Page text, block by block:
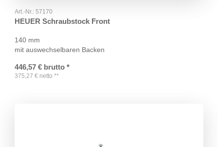
Art.-Nr.: 57170
HEUER Schraubstock Front
140 mm
mit auswechselbaren Backen
446,57 € brutto *
375,27 € netto **